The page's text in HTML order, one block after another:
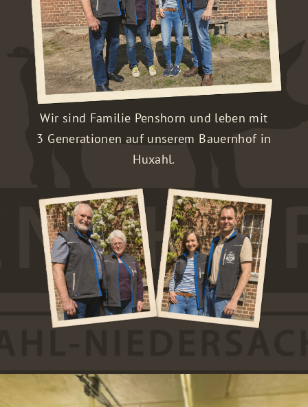
Wir sind Familie Penshorn und leben mit
3 Generationen auf unserem Bauernhof in
Huxahl.